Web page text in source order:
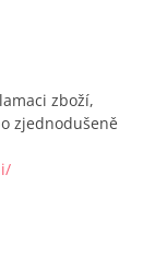
zboží,
zjednodušeně